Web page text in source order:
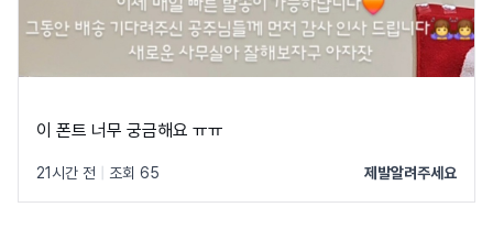
이 폰트 너무 궁금해요 ㅠㅠ
21시간 전 조회 65 제발알려주세요